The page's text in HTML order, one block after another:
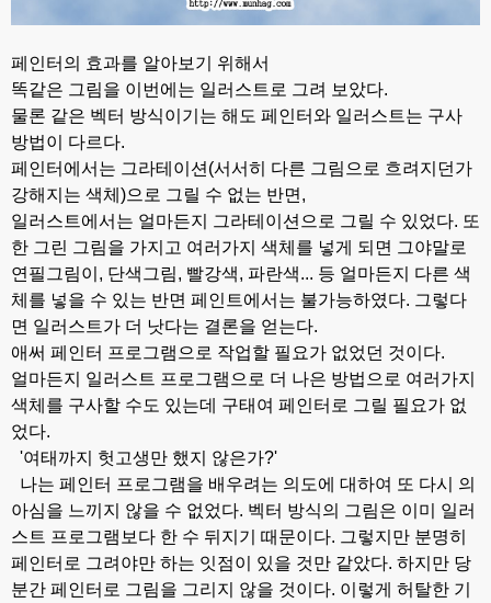
페인터의 효과를 알아보기 위해서
똑같은 그림을 이번에는 일러스트로 그려 보았다.
물론 같은 벡터 방식이기는 해도 페인터와 일러스트는 구사
방법이 다르다.
페인터에서는 그라테이션(서서히 다른 그림으로 흐려지던가
강해지는 색체)으로 그릴 수 없는 반면,
일러스트에서는 얼마든지 그라테이션으로 그릴 수 있었다. 또
한 그린 그림을 가지고 여러가지 색체를 넣게 되면 그야말로
연필그림이, 단색그림, 빨강색, 파란색... 등 얼마든지 다른 색
체를 넣을 수 있는 반면 페인트에서는 불가능하였다. 그렇다
면 일러스트가 더 낫다는 결론을 얻는다.
애써 페인터 프로그램으로 작업할 필요가 없었던 것이다.
얼마든지 일러스트 프로그램으로 더 나은 방법으로 여러가지
색체를 구사할 수도 있는데 구태여 페인터로 그릴 필요가 없
었다.
'여태까지 헛고생만 했지 않은가?'
나는 페인터 프로그램을 배우려는 의도에 대하여 또 다시 의
아심을 느끼지 않을 수 없었다. 벡터 방식의 그림은 이미 일러
스트 프로그램보다 한 수 뒤지기 때문이다. 그렇지만 분명히
페인터로 그려야만 하는 잇점이 있을 것만 같았다. 하지만 당
분간 페인터로 그림을 그리지 않을 것이다. 이렇게 허탈한 기